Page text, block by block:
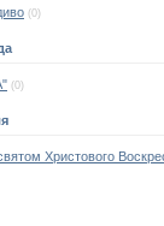
(0)
(0)
Христового